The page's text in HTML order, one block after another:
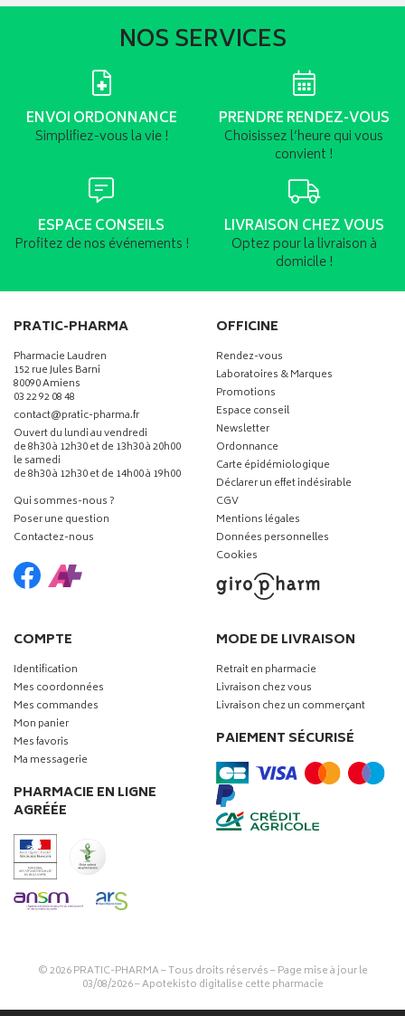
NOS SERVICES
ENVOI ORDONNANCE
Simplifiez-vous la vie !
PRENDRE RENDEZ-VOUS
Choisissez l’heure qui vous
convient !
ESPACE CONSEILS
Profitez de nos événements !
LIVRAISON CHEZ VOUS
Optez pour la livraison à
domicile !
PRATIC-PHARMA
Pharmacie Laudren
152 rue Jules Barni
80090 Amiens
03 22 92 08 48
contact-
@-
pratic-pharma.fr
Ouvert du lundi au vendredi
de 8h30 à 12h30 et de 13h30 à 20h00
le samedi
de 8h30 à 12h30 et de 14h00 à 19h00
Qui sommes-nous ?
Poser une question
Contactez-nous
OFFICINE
Rendez-vous
Laboratoires & Marques
Promotions
Espace conseil
Newsletter
Ordonnance
Carte épidémiologique
Déclarer un effet indésirable
CGV
Mentions légales
Données personnelles
Cookies
COMPTE
Identification
Mes coordonnées
Mes commandes
Mon panier
Mes favoris
Ma messagerie
PHARMACIE EN LIGNE
AGRÉÉE
MODE DE LIVRAISON
Retrait en pharmacie
Livraison chez vous
Livraison chez un commerçant
PAIEMENT SÉCURISÉ
© 2026PRATIC-PHARMA– Tous droits réservés – Page mise à jour le
03/08/2026 –Apotekisto digitalise cette pharmacie